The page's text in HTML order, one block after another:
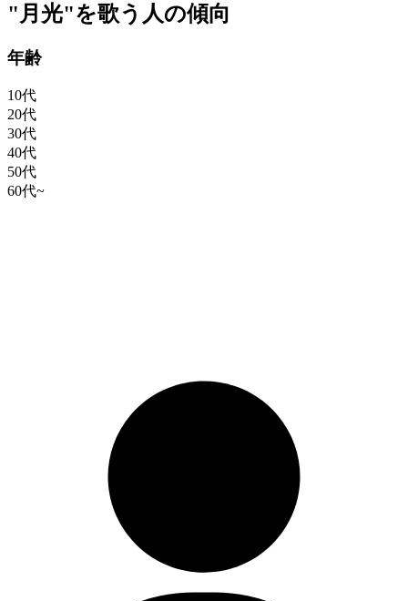
"月光"を歌う人の傾向
年齢
10代
20代
30代
40代
50代
60代~